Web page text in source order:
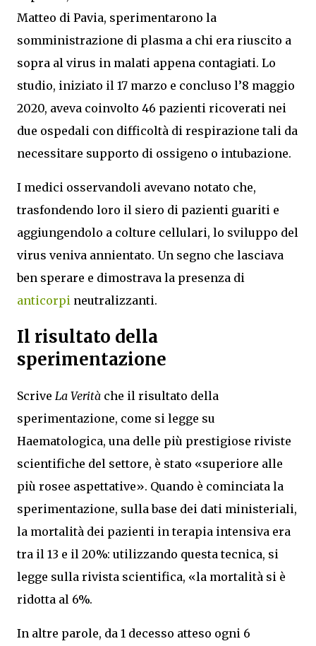
Matteo di Pavia, sperimentarono la
somministrazione di plasma a chi era riuscito a
sopra al virus in malati appena contagiati. Lo
studio, iniziato il 17 marzo e concluso l’8 maggio
2020, aveva coinvolto 46 pazienti ricoverati nei
due ospedali con difficoltà di respirazione tali da
necessitare supporto di ossigeno o intubazione.
I medici osservandoli avevano notato che,
trasfondendo loro il siero di pazienti guariti e
aggiungendolo a colture cellulari, lo sviluppo del
virus veniva annientato. Un segno che lasciava
ben sperare e dimostrava la presenza di
anticorpi neutralizzanti.
Il risultato della
sperimentazione
Scrive La Verità che il risultato della
sperimentazione, come si legge su
Haematologica, una delle più prestigiose riviste
scientifiche del settore, è stato «superiore alle
più rosee aspettative». Quando è cominciata la
sperimentazione, sulla base dei dati ministeriali,
la mortalità dei pazienti in terapia intensiva era
tra il 13 e il 20%: utilizzando questa tecnica, si
legge sulla rivista scientifica, «la mortalità si è
ridotta al 6%.
In altre parole, da 1 decesso atteso ogni 6